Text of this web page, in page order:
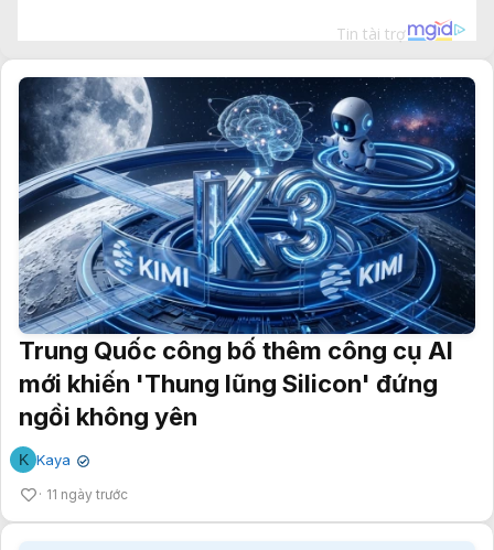
Trung Quốc công bố thêm công cụ AI
mới khiến 'Thung lũng Silicon' đứng
ngồi không yên
K Kaya ✔
11 ngày trước